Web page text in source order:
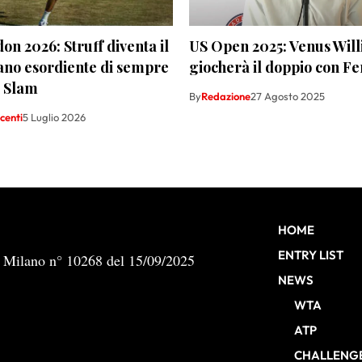
2026: Struff diventa il
esordiente di sempre
5 Luglio 2026
US Open 2025: Venus
giocherà il doppio con
ByRedazione27 Agosto 2025
n° 10268 del 15/09/2025
HOME
ENTRY LIST
NEWS
WTA
ATP